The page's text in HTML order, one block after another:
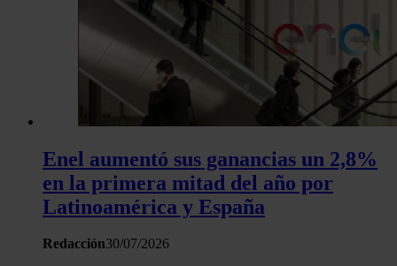
Enel aumentó sus ganancias un 2,8%
en la primera mitad del año por
Latinoamérica y España
Redacción30/07/2026